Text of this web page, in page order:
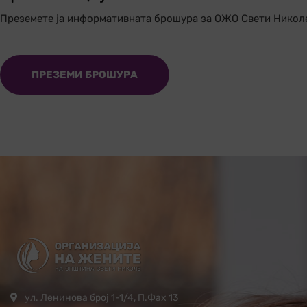
Преземете ја информативната брошура за ОЖО Свети
ПРЕЗЕМИ БРОШУРА
ул. Ленинова број 1-1/4, П.Фах 13